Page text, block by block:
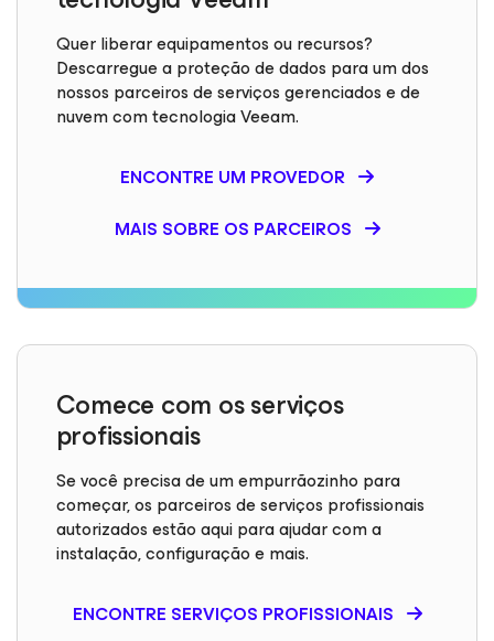
Quer liberar equipamentos ou recursos?
Descarregue a proteção de dados para um dos
nossos parceiros de serviços gerenciados e de
nuvem com tecnologia Veeam.
ENCONTRE UM PROVEDOR
MAIS SOBRE OS PARCEIROS
Comece com os serviços
profissionais
Se você precisa de um empurrãozinho para
começar, os parceiros de serviços profissionais
autorizados estão aqui para ajudar com a
instalação, configuração e mais.
ENCONTRE SERVIÇOS PROFISSIONAIS